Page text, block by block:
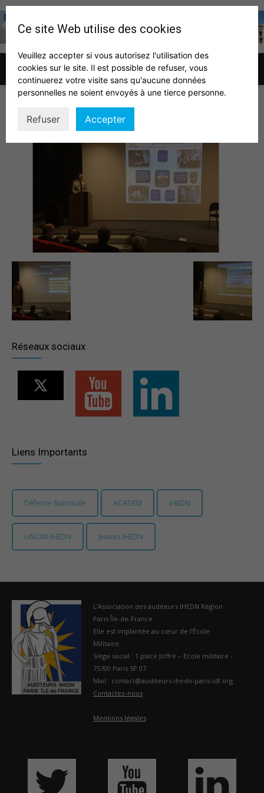
Association
auditeurs
IHEDN
Paris
France
seminaire elus fev 2018 1
Réseaux sociaux
Liens Importants
Défense Nationale ACADEM IHEDN
UNION-IHEDN Jeunes IHEDN
L’Association des auditeurs IHEDN Région
Paris Île-de-France
Elle est implantée au cœur de l’École
Militaire.
Siège social : 1 place Joffre – Ecole militaire -
75700 Paris SP 07
Mail : contact@auditeurs-ihedn-paris-idf.org
Contactez-nous
Mentions légales
Ce site Web utilise des cookies
Veuillez accepter si vous autorisez l'utilisation des
cookies sur le site. Il est possible de refuser, vous
continuerez votre visite sans qu'aucune données
personnelles ne soient envoyés à une tierce personne.
Refuser Accepter